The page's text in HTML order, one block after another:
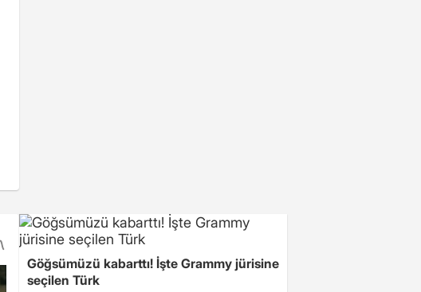
Göğsümüzü kabarttı! İşte Grammy jürisine
seçilen Türk